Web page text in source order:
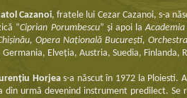
Cazanoi, fratele lui Cezar Cazanoi, s-a
“Ciprian Porumbescu” şi apoi la
Opera Naţională Bucureşti,
Germania, Elveția, Austria, Suedia, Finlanda,
Horjeas-a născut în 1972 la Ploiesti.
din urmă devenind instrument predilect.